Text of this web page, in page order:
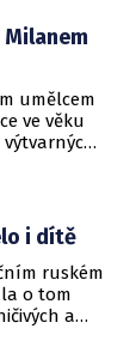
umělcem
ve věku
výtvarných
i dítě
ruském
o tom
a